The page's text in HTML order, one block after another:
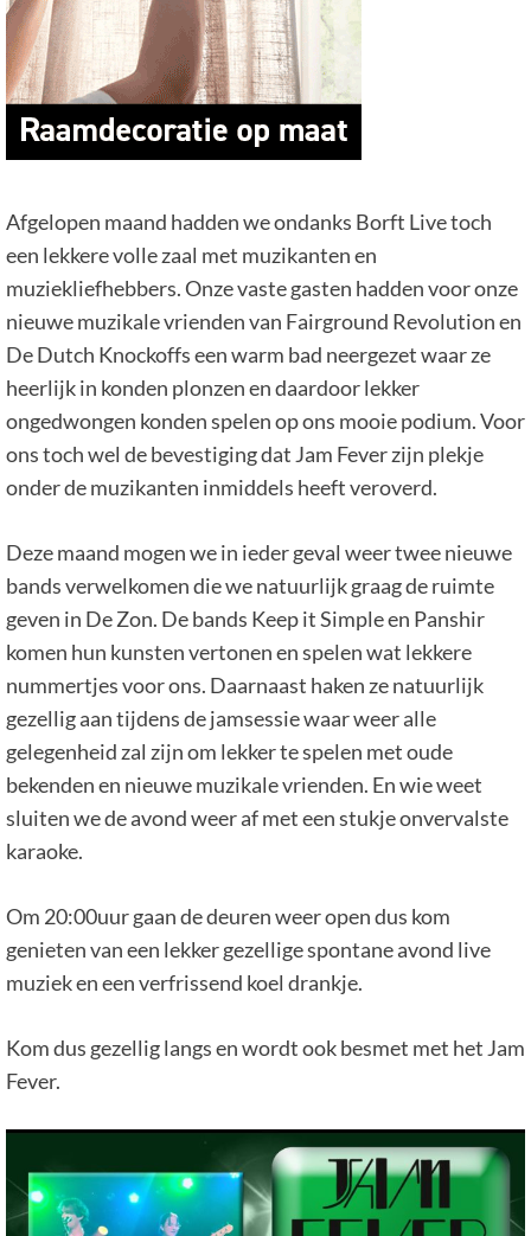
Afgelopen maand hadden we ondanks Borft Live toch
een lekkere volle zaal met muzikanten en
muziekliefhebbers. Onze vaste gasten hadden voor onze
nieuwe muzikale vrienden van Fairground Revolution en
De Dutch Knockoffs een warm bad neergezet waar ze
heerlijk in konden plonzen en daardoor lekker
ongedwongen konden spelen op ons mooie podium. Voor
ons toch wel de bevestiging dat Jam Fever zijn plekje
onder de muzikanten inmiddels heeft veroverd.
Deze maand mogen we in ieder geval weer twee nieuwe
bands verwelkomen die we natuurlijk graag de ruimte
geven in De Zon. De bands Keep it Simple en Panshir
komen hun kunsten vertonen en spelen wat lekkere
nummertjes voor ons. Daarnaast haken ze natuurlijk
gezellig aan tijdens de jamsessie waar weer alle
gelegenheid zal zijn om lekker te spelen met oude
bekenden en nieuwe muzikale vrienden. En wie weet
sluiten we de avond weer af met een stukje onvervalste
karaoke.
Om 20:00uur gaan de deuren weer open dus kom
genieten van een lekker gezellige spontane avond live
muziek en een verfrissend koel drankje.
Kom dus gezellig langs en wordt ook besmet met het Jam
Fever.